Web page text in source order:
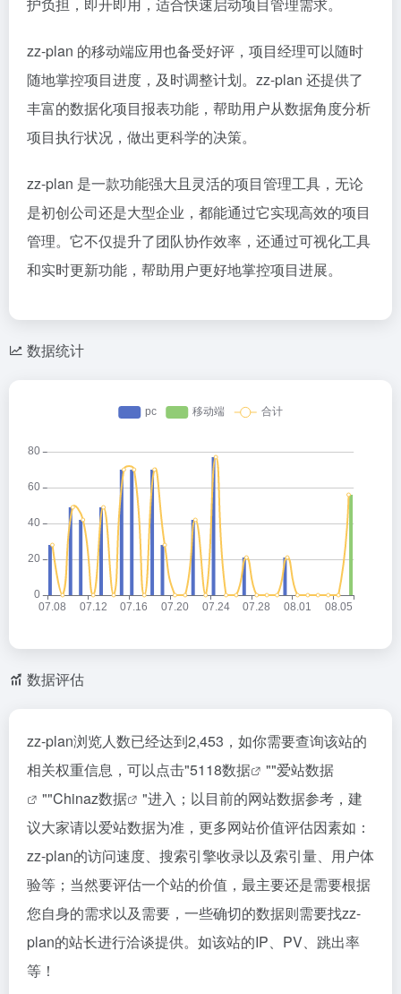
zz-plan 的移动端应用也备受好评，项目经理可以随时
随地掌控项目进度，及时调整计划。zz-plan 还提供了
丰富的数据化项目报表功能，帮助用户从数据角度分析
项目执行状况，做出更科学的决策。
zz-plan 是一款功能强大且灵活的项目管理工具，无论
是初创公司还是大型企业，都能通过它实现高效的项目
管理。它不仅提升了团队协作效率，还通过可视化工具
和实时更新功能，帮助用户更好地掌控项目进展。
数据统计
数据评估
zz-plan浏览人数已经达到2,453，如你需要查询该站的
相关权重信息，可以点击"5118数据 ""爱站数据
""Chinaz数据
"进入；以目前的网站数据参考，建
议大家请以爱站数据为准，更多网站价值评估因素如：
zz-plan的访问速度、搜索引擎收录以及索引量、用户体
验等；当然要评估一个站的价值，最主要还是需要根据
您自身的需求以及需要，一些确切的数据则需要找zz-
plan的站长进行洽谈提供。如该站的IP、PV、跳出率
等！